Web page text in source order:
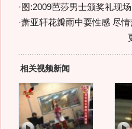
· 图:2009芭莎男士颁奖礼现
·萧亚轩花瓣雨中耍性感 尽
相关视频新闻